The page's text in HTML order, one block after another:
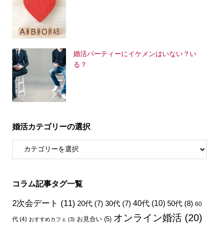
婚活パーティーにイケメンはいない？い
る？
婚活カテゴリーの選択
コラム記事タグ一覧
2次会デート (11) 20代(7) 30代(7) 40代(10) 50代(8) 60
代(4) おすすめカフェ (3) お見合い(5) オンライン婚活(20)